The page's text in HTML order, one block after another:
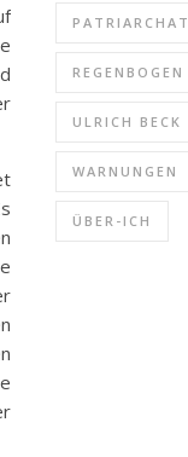
PATRIARCHAT
REGENBOGEN
ULRICH BECK
WARNUNGEN
ÜBER-ICH